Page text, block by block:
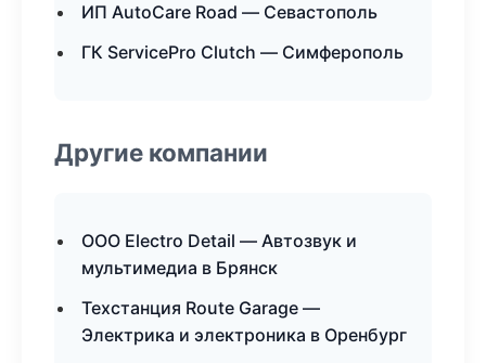
ИП AutoCare Road — Севастополь
ГК ServicePro Clutch — Симферополь
Другие компании
ООО Electro Detail — Автозвук и
мультимедиа в Брянск
Техстанция Route Garage —
Электрика и электроника в Оренбург